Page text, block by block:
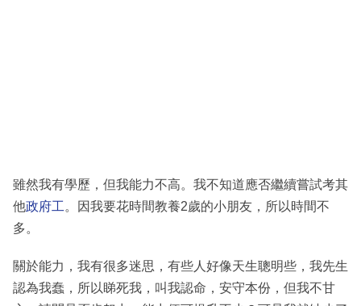
雖然我有學歷，但我能力不高。我不知道應否繼續嘗試考其
他政府工 。因我要花時間教養2歲的小朋友，所以時間不
多。
關於能力，我有很多迷思，有些人好像天生聰明些，我先生
認為我蠢，所以睇死我，叫我認命，安守本份，但我不甘